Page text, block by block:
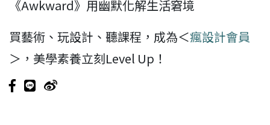
《Awkward》用幽默化解生活窘境
買藝術、玩設計、聽課程，成為＜瘋設計會員
＞，美學素養立刻Level Up！